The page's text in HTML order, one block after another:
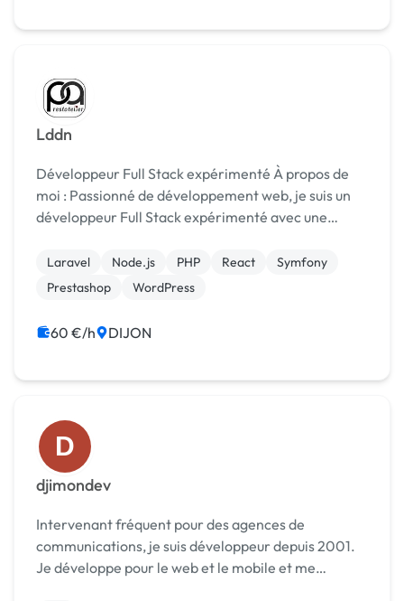
Lddn
Développeur Full Stack expérimenté À propos de
moi : Passionné de développement web, je suis un
développeur Full Stack expérimenté avec une
Ma mission est de créer des solutions robustes et
inn...
Laravel Node.js PHP React
Symfony
Prestashop
WordPress
60 €/h DIJON
D
djimondev
Intervenant fréquent pour des agences de
communications, je suis développeur depuis 2001.
Je développe pour le web et le mobile et me